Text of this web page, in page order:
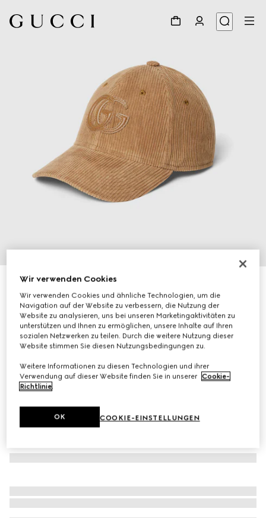
Baseballkappe aus Samt mit Stickerei
€ 345
Variantenbeige
Wir verwenden Cookies
Wir verwenden Cookies und ähnliche Technologien, um die
Navigation auf der Website zu verbessern, die Nutzung der
Website zu analysieren, uns bei unseren Marketingaktivitäten zu
unterstützen und Ihnen zu ermöglichen, unsere Inhalte auf Ihren
sozialen Netzwerken zu teilen. Durch die weitere Nutzung dieser
Website stimmen Sie diesen Nutzungsbedingungen zu.
Weitere Informationen zu diesen Technologien und ihrer
Verwendung auf dieser Website finden Sie in unserer Cookie-
Richtlinie.
COOKIE-EINSTELLUNGEN
OK